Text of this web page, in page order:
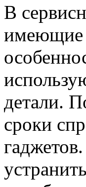
В
имеющие
детали.
сроки